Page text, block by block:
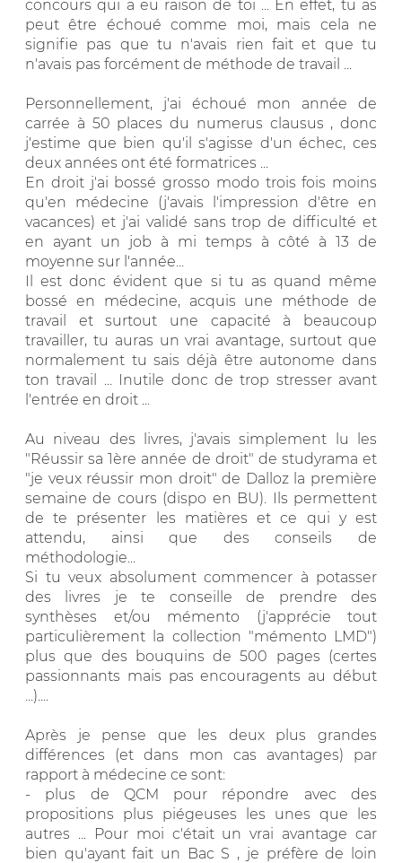
concours qui a eu raison de toi ... En effet, tu as
peut être échoué comme moi, mais cela ne
signifie pas que tu n'avais rien fait et que tu
n'avais pas forcément de méthode de travail ...
Personnellement, j'ai échoué mon année de
carrée à 50 places du numerus clausus , donc
j'estime que bien qu'il s'agisse d'un échec, ces
deux années ont été formatrices ...
En droit j'ai bossé grosso modo trois fois moins
qu'en médecine (j'avais l'impression d'être en
vacances) et j'ai validé sans trop de difficulté et
en ayant un job à mi temps à côté à 13 de
moyenne sur l'année...
Il est donc évident que si tu as quand même
bossé en médecine, acquis une méthode de
travail et surtout une capacité à beaucoup
travailler, tu auras un vrai avantage, surtout que
normalement tu sais déjà être autonome dans
ton travail ... Inutile donc de trop stresser avant
l'entrée en droit ...
Au niveau des livres, j'avais simplement lu les
"Réussir sa 1ère année de droit" de studyrama et
"je veux réussir mon droit" de Dalloz la première
semaine de cours (dispo en BU). Ils permettent
de te présenter les matières et ce qui y est
attendu, ainsi que des conseils de
méthodologie...
Si tu veux absolument commencer à potasser
des livres je te conseille de prendre des
synthèses et/ou mémento (j'apprécie tout
particulièrement la collection "mémento LMD")
plus que des bouquins de 500 pages (certes
passionnants mais pas encouragents au début
...)....
Après je pense que les deux plus grandes
différences (et dans mon cas avantages) par
rapport à médecine ce sont:
- plus de QCM pour répondre avec des
propositions plus piégeuses les unes que les
autres ... Pour moi c'était un vrai avantage car
bien qu'ayant fait un Bac S , je préfère de loin